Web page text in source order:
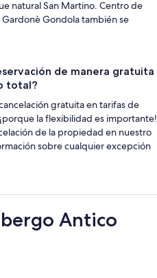
natural San Martino. Centro de
Gardonè Gondola también se
de manera gratuita
total?
gratuita en tarifas de
la flexibilidad es importante!
de la propiedad en nuestro
sobre cualquier excepción
Antico